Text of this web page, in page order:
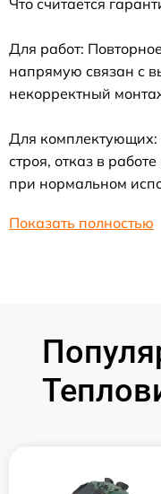
Что считается
Для работ:
напрямую связан с
некорректный
Для
строя, отказ в
при нормальном
Показать полностью